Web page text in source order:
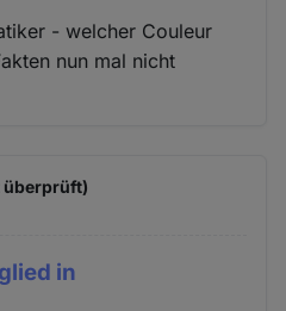
- welcher Couleur
nun mal nicht
überprüft)
in